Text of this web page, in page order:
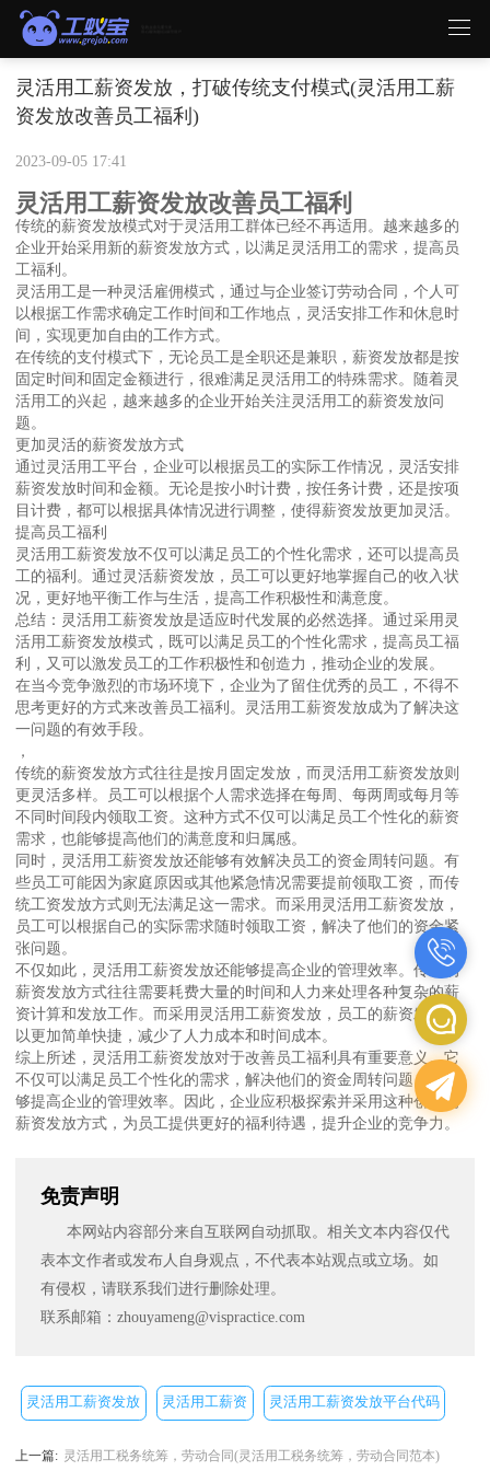
灵活用工薪资发放，打破传统支付模式(灵活用工薪
资发放改善员工福利)
2023-09-05 17:41
灵活用工薪资发放改善员工福利
传统的薪资发放模式对于灵活用工群体已经不再适用。越来越多的
企业开始采用新的薪资发放方式，以满足灵活用工的需求，提高员
工福利。
灵活用工是一种灵活雇佣模式，通过与企业签订劳动合同，个人可
以根据工作需求确定工作时间和工作地点，灵活安排工作和休息时
间，实现更加自由的工作方式。
在传统的支付模式下，无论员工是全职还是兼职，薪资发放都是按
固定时间和固定金额进行，很难满足灵活用工的特殊需求。随着灵
活用工的兴起，越来越多的企业开始关注灵活用工的薪资发放问
题。
更加灵活的薪资发放方式
通过灵活用工平台，企业可以根据员工的实际工作情况，灵活安排
薪资发放时间和金额。无论是按小时计费，按任务计费，还是按项
目计费，都可以根据具体情况进行调整，使得薪资发放更加灵活。
提高员工福利
灵活用工薪资发放不仅可以满足员工的个性化需求，还可以提高员
工的福利。通过灵活薪资发放，员工可以更好地掌握自己的收入状
况，更好地平衡工作与生活，提高工作积极性和满意度。
总结：灵活用工薪资发放是适应时代发展的必然选择。通过采用灵
活用工薪资发放模式，既可以满足员工的个性化需求，提高员工福
利，又可以激发员工的工作积极性和创造力，推动企业的发展。
在当今竞争激烈的市场环境下，企业为了留住优秀的员工，不得不
思考更好的方式来改善员工福利。灵活用工薪资发放成为了解决这
一问题的有效手段。
，
传统的薪资发放方式往往是按月固定发放，而灵活用工薪资发放则
更灵活多样。员工可以根据个人需求选择在每周、每两周或每月等
不同时间段内领取工资。这种方式不仅可以满足员工个性化的薪资
需求，也能够提高他们的满意度和归属感。
同时，灵活用工薪资发放还能够有效解决员工的资金周转问题。有
些员工可能因为家庭原因或其他紧急情况需要提前领取工资，而传
统工资发放方式则无法满足这一需求。而采用灵活用工薪资发放，
员工可以根据自己的实际需求随时领取工资，解决了他们的资金紧
张问题。
不仅如此，灵活用工薪资发放还能够提高企业的管理效率。传统的
薪资发放方式往往需要耗费大量的时间和人力来处理各种复杂的薪
资计算和发放工作。而采用灵活用工薪资发放，员工的薪资发放可
以更加简单快捷，减少了人力成本和时间成本。
综上所述，灵活用工薪资发放对于改善员工福利具有重要意义。它
不仅可以满足员工个性化的需求，解决他们的资金周转问题，还能
够提高企业的管理效率。因此，企业应积极探索并采用这种创新的
薪资发放方式，为员工提供更好的福利待遇，提升企业的竞争力。
免责声明
本网站内容部分来自互联网自动抓取。相关文本内容仅代
表本文作者或发布人自身观点，不代表本站观点或立场。如
有侵权，请联系我们进行删除处理。
联系邮箱：zhouyameng@vispractice.com
灵活用工薪资发放 灵活用工薪资 灵活用工薪资发放平台代码
上一篇: 灵活用工税务统筹，劳动合同(灵活用工税务统筹，劳动合同范本)